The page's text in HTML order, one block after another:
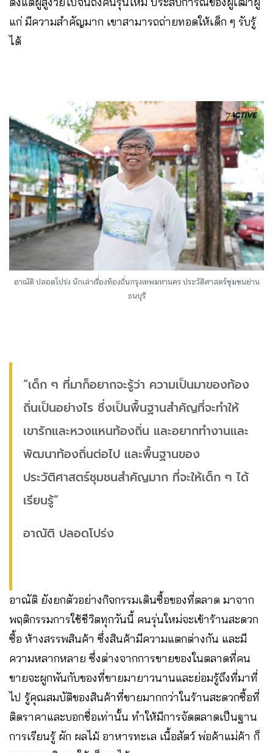
แก่ มีความสำคัญมาก เขาสามารถถ่ายทอดให้เด็ก ๆ รับรู้
ได้
อาณัติ ปลอดโปร่ง นักเล่าเรื่องท้องถิ่นกรุงเทพมหานคร ประวัติศาสตร์ชุมชนย่าน
ธนบุรี
“เด็ก ๆ ที่มาก็อยากจะรู้ว่า ความเป็นมาของท้อง
ถิ่นเป็นอย่างไร ซึ่งเป็นพื้นฐานสำคัญที่จะทำให้
เขารักและหวงแหนท้องถิ่น และอยากทำงานและ
พัฒนาท้องถิ่นต่อไป และพื้นฐานของ
ประวัติศาสตร์ชุมชนสำคัญมาก ที่จะให้เด็ก ๆ ได้
เรียนรู้”
อาณัติ ปลอดโปร่ง
อาณัติ ยังยกตัวอย่างกิจกรรมเดินซื้อของที่ตลาด มาจาก
พฤติกรรมการใช้ชีวิตทุกวันนี้ คนรุ่นใหม่จะเข้าร้านสะดวก
ซื้อ ห้างสรรพสินค้า ซึ่งสินค้ามีความแตกต่างกัน และมี
ความหลากหลาย ซึ่งต่างจากการขายของในตลาดที่คน
ขายจะผูกพันกับของที่ขายมายาวนานและย่อมรู้ถึงที่มาที่
ไป รู้คุณสมบัติของสินค้าที่ขายมากกว่าในร้านสะดวกซื้อที่
ติดราคาและบอกชื่อเท่านั้น ทำให้มีการจัดตลาดเป็นฐาน
การเรียนรู้ ผัก ผลไม้ อาหารทะเล เนื้อสัตว์ พ่อค้าแม่ค้า ก็